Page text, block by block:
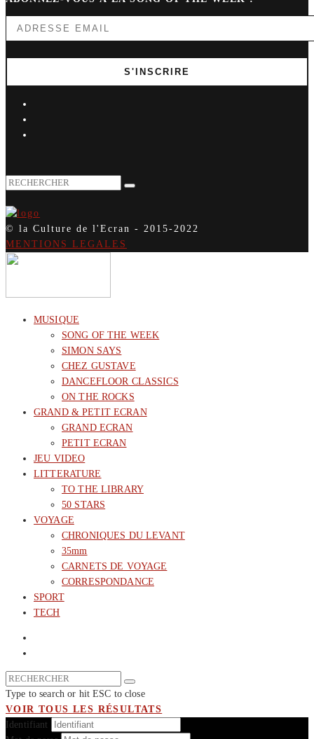
© la Culture de l'Ecran - 2015-2022
MENTIONS LEGALES
MUSIQUE
SONG OF THE WEEK
SIMON SAYS
CHEZ GUSTAVE
DANCEFLOOR CLASSICS
ON THE ROCKS
GRAND & PETIT ECRAN
GRAND ECRAN
PETIT ECRAN
JEU VIDEO
LITTERATURE
TO THE LIBRARY
50 STARS
VOYAGE
CHRONIQUES DU LEVANT
35mm
CARNETS DE VOYAGE
CORRESPONDANCE
SPORT
TECH
Type to search or hit ESC to close
VOIR TOUS LES RÉSULTATS
Identifiant